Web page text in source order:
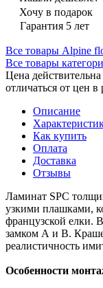
Хочу в подарок
Гарантия 5 лет
Все товары Alpine
Все товары
Цена
отличаться от цен
Описание
Как купить
Оплата
Доставка
Отзывы
Ламинат SPC
узкими плашками,
французской елки.
замком А и В.
реалистичность
Особенности